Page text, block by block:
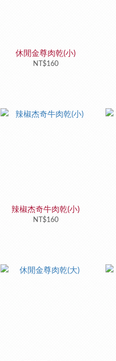
休閒金尊肉乾(小)
NT$160
辣椒杰奇牛肉乾(小)
NT$160